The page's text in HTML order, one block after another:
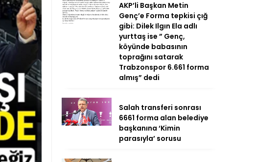
AKP’li Başkan Metin
Genç’e Forma tepkisi çığ
gibi: Dilek Ilgın Ela adlı
yurttaş ise ” Genç,
köyünde babasının
toprağını satarak
Trabzonspor 6.661 forma
almış” dedi
Salah transferi sonrası
6661 forma alan belediye
başkanına ‘Kimin
parasıyla’ sorusu